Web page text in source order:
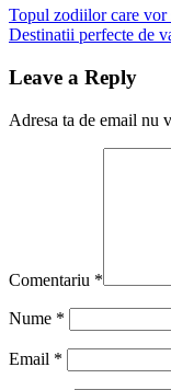
Navigare
în
articole
Previous
Post:
Topul zodiilor care vor
Next
Destinatii perfecte de
Leave a Reply
Adresa ta de email nu
Comentariu *
Nume *
Email *